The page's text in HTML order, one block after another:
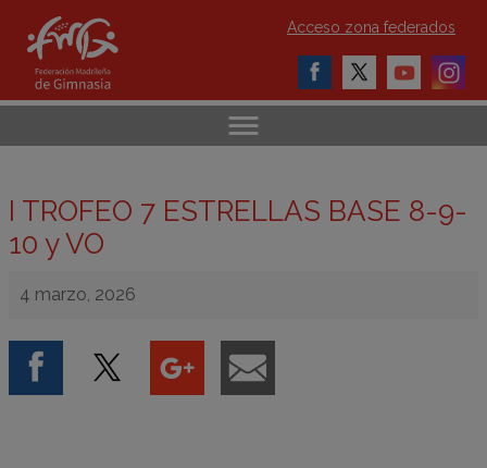
Acceso zona federados
I TROFEO 7 ESTRELLAS BASE 8-9-
10 y VO
4 marzo, 2026